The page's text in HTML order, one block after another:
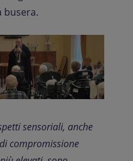
busera.
sensoriali, anche
compromissione